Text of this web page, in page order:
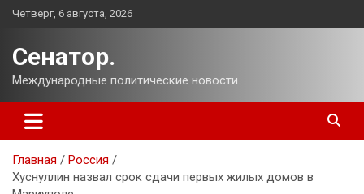
Перейти
Четверг, 6 августа, 2026
Сенатор.
Международные политические новости.
Главная
Россия
Хуснуллин назвал срок сдачи первых жилых домов в